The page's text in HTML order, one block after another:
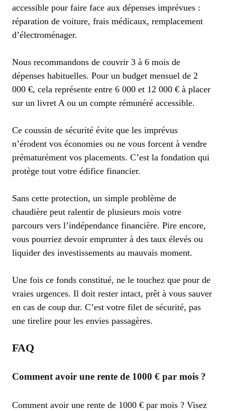
accessible pour faire face aux dépenses imprévues :
réparation de voiture, frais médicaux, remplacement
d’électroménager.
Nous recommandons de couvrir 3 à 6 mois de
dépenses habituelles. Pour un budget mensuel de 2
000 €, cela représente entre 6 000 et 12 000 € à placer
sur un livret A ou un compte rémunéré accessible.
Ce coussin de sécurité évite que les imprévus
n’érodent vos économies ou ne vous forcent à vendre
prématurément vos placements. C’est la fondation qui
protège tout votre édifice financier.
Sans cette protection, un simple problème de
chaudière peut ralentir de plusieurs mois votre
parcours vers l’indépendance financière. Pire encore,
vous pourriez devoir emprunter à des taux élevés ou
liquider des investissements au mauvais moment.
Une fois ce fonds constitué, ne le touchez que pour de
vraies urgences. Il doit rester intact, prêt à vous sauver
en cas de coup dur. C’est votre filet de sécurité, pas
une tirelire pour les envies passagères.
FAQ
Comment avoir une rente de 1000 € par mois ?
Comment avoir une rente de 1000 € par mois ? Visez